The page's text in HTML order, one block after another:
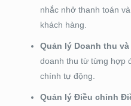
nhắc nhở thanh toán
khách hàng.
Quản lý Doanh thu
doanh thu từ từng hợp
chính tự động.
Quản lý Điều chỉnh